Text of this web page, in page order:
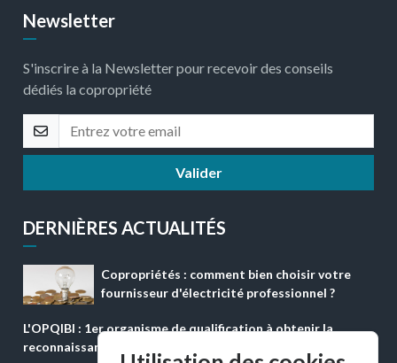
Newsletter
S'inscrire à la Newsletter pour recevoir des conseils
dédiés la copropriété
Valider
DERNIÈRES ACTUALITÉS
Copropriétés : comment bien choisir votre
fournisseur d'électricité professionnel ?
L'OPQIBI : 1er organisme de qualification à obtenir la
reconnaissance ''QUALICONFORM''